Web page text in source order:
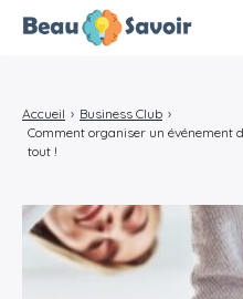
Accueil › Business Club ›
Comment organiser un événement
tout !
Marketing Cartel